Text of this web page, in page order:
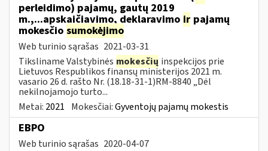
perleidimo) pajamų, gautų 2019
m.,...apskaičiavimo, deklaravimo ir pajamų
mokesčio sumokėjimo
Web turinio sąrašas 2021-03-31
Tiksliname Valstybinės mokesčių inspekcijos prie
Lietuvos Respublikos finansų ministerijos 2021 m.
vasario 26 d. rašto Nr. (18.18-31-1)RM-8840 „Dėl
nekilnojamojo turto...
Metai: 2021 Mokesčiai:Gyventojų pajamų mokestis
EBPO
Web turinio sąrašas 2020-04-07